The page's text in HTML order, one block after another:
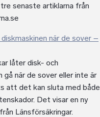
senaste artiklarna från
när de sover –
låter disk- och
gå när de sover eller inte är
att det kan sluta med både
Det visar en ny
Länsförsäkringar.